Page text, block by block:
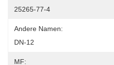
25265-77-4
Andere Namen:
DN-12
MF: